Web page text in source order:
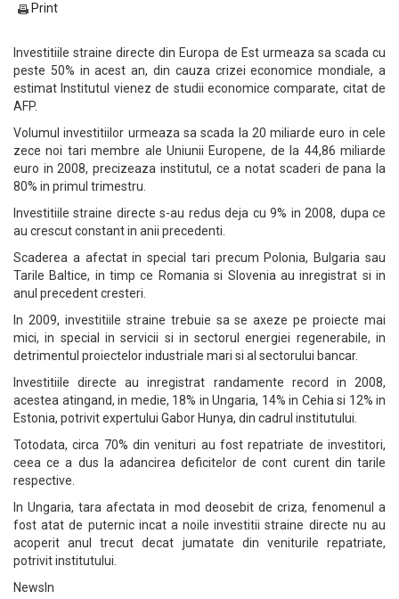
Print
Investitiile straine directe din Europa de Est urmeaza sa scada cu
peste 50% in acest an, din cauza crizei economice mondiale, a
estimat Institutul vienez de studii economice comparate, citat de
AFP.
Volumul investitiilor urmeaza sa scada la 20 miliarde euro in cele
zece noi tari membre ale Uniunii Europene, de la 44,86 miliarde
euro in 2008, precizeaza institutul, ce a notat scaderi de pana la
80% in primul trimestru.
Investitiile straine directe s-au redus deja cu 9% in 2008, dupa ce
au crescut constant in anii precedenti.
Scaderea a afectat in special tari precum Polonia, Bulgaria sau
Tarile Baltice, in timp ce Romania si Slovenia au inregistrat si in
anul precedent cresteri.
In 2009, investitiile straine trebuie sa se axeze pe proiecte mai
mici, in special in servicii si in sectorul energiei regenerabile, in
detrimentul proiectelor industriale mari si al sectorului bancar.
Investitiile directe au inregistrat randamente record in 2008,
acestea atingand, in medie, 18% in Ungaria, 14% in Cehia si 12% in
Estonia, potrivit expertului Gabor Hunya, din cadrul institutului.
Totodata, circa 70% din venituri au fost repatriate de investitori,
ceea ce a dus la adancirea deficitelor de cont curent din tarile
respective.
In Ungaria, tara afectata in mod deosebit de criza, fenomenul a
fost atat de puternic incat a noile investitii straine directe nu au
acoperit anul trecut decat jumatate din veniturile repatriate,
potrivit institutului.
NewsIn